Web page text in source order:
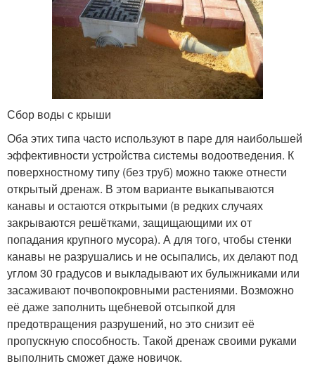
Сбор воды с крыши
Оба этих типа часто используют в паре для наибольшей
эффективности устройства системы водоотведения. К
поверхностному типу (без труб) можно также отнести
открытый дренаж. В этом варианте выкапываются
канавы и остаются открытыми (в редких случаях
закрываются решётками, защищающими их от
попадания крупного мусора). А для того, чтобы стенки
канавы не разрушались и не осыпались, их делают под
углом 30 градусов и выкладывают их булыжниками или
засаживают почвопокровными растениями. Возможно
её даже заполнить щебневой отсыпкой для
предотвращения разрушений, но это снизит её
пропускную способность. Такой дренаж своими руками
выполнить сможет даже новичок.